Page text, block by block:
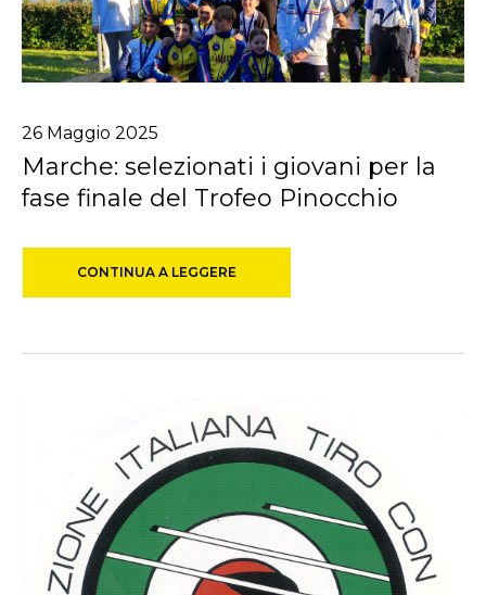
26 Maggio 2025
Marche: selezionati i giovani per la
fase finale del Trofeo Pinocchio
CONTINUA A LEGGERE